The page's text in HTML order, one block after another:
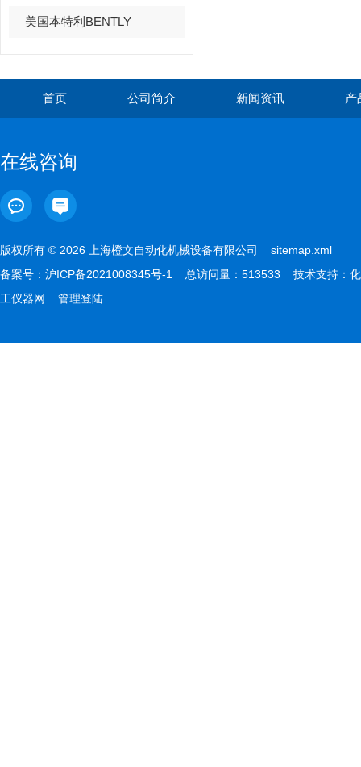
美国本特利BENTLY
首页 公司简介 新闻资讯 产
在线咨询
版权所有 © 2026 上海橙文自动化机械设备有限公司 sitemap.xml
备案号： 沪ICP备2021008345号-1 总访问量：513533 技术支持： 化
工仪器网
管理登陆